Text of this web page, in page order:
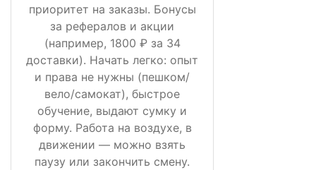
приоритет на заказы. Бонусы
за рефералов и акции
(например, 1800 ₽ за 34
доставки). Начать легко: опыт
и права не нужны (пешком/
вело/самокат), быстрое
обучение, выдают сумку и
форму. Работа на воздухе, в
движении — можно взять
паузу или закончить смену.